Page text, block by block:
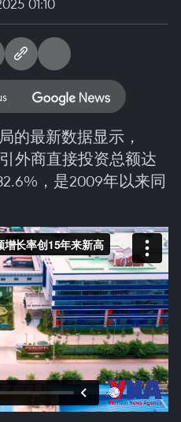
的最新数据显示，
外商直接投资总额达
，是2009年以来同